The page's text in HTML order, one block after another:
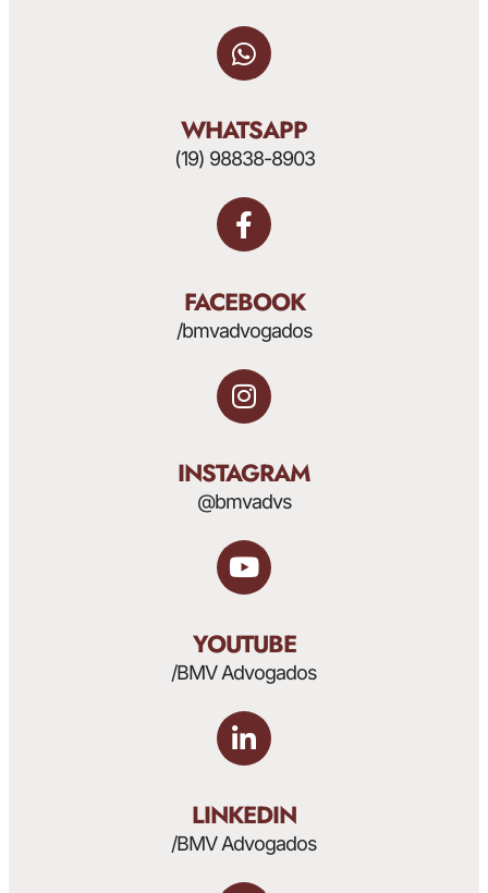
WHATSAPP
(19) 98838-8903
FACEBOOK
/bmvadvogados
INSTAGRAM
@bmvadvs
YOUTUBE
/BMV Advogados
LINKEDIN
/BMV Advogados